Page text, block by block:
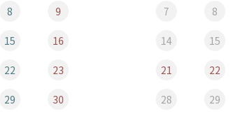
8 9
15 16
22 23
29 30
7 8
14 15
21 22
28 29